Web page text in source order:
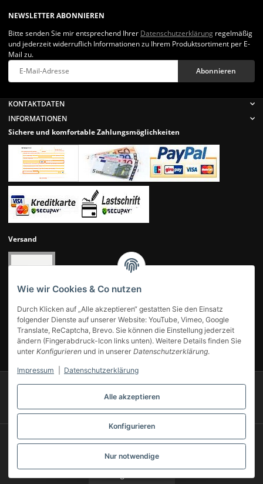
Alle akzeptieren
Konfigurieren
Nur notwendige
Wie wir Cookies & Co nutzen
Durch Klicken auf „Alle akzeptieren“ gestatten Sie den Einsatz
folgender Dienste auf unserer Website: YouTube, Vimeo, Google
Translate, ReCaptcha, Brevo. Sie können die Einstellung jederzeit
ändern (Fingerabdruck-Icon links unten). Weitere Details finden Sie
unter Konfigurieren und in unserer Datenschutzerklärung.
Impressum Datenschutzerklärung
KONTAKTDATEN
INFORMATIONEN
Sichere und komfortable Zahlungsmöglichkeiten
Versand
UNSERE KUNDENBEWERTUNGEN
NEWSLETTER ABONNIEREN
Bitte senden Sie mir entsprechend Ihrer Datenschutzerklärung regelmäßig
und jederzeit widerruflich Informationen zu Ihrem Produktsortiment per E-
Mail zu.
Abonnieren
© 2007-2025 Modellbahn Voigt
Besucherzähler: 14028851
Powered byJTL-Shop
** Gilt für Lieferungen innerhalb Deutschlands, Lieferzeiten für andere Länder
entnehmen Sie bitte unsererVersandkostenübersicht